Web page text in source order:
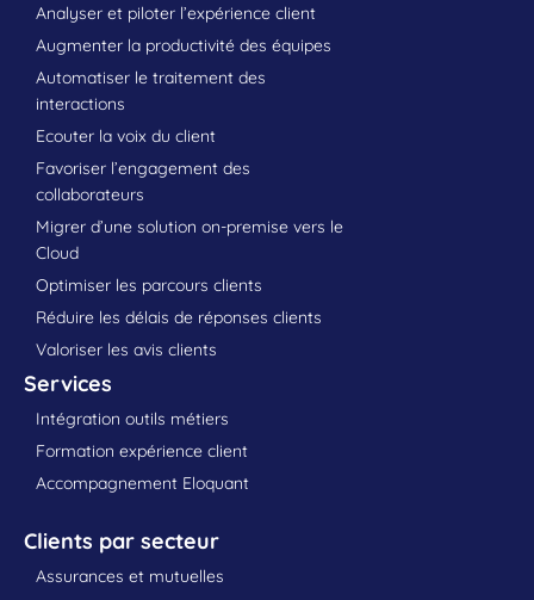
Analyser et piloter l’expérience client
Augmenter la productivité des équipes
Automatiser le traitement des
interactions
Ecouter la voix du client
Favoriser l’engagement des
collaborateurs
Migrer d’une solution on-premise vers le
Cloud
Optimiser les parcours clients
Réduire les délais de réponses clients
Valoriser les avis clients
Services
Intégration outils métiers
Formation expérience client
Accompagnement Eloquant
Clients par secteur
Assurances et mutuelles